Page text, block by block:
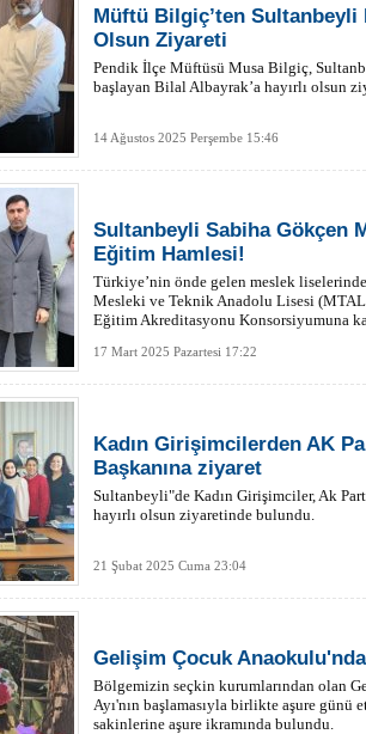
Müftü Bilgiç’ten Sultanbeyli
Olsun Ziyareti
Pendik İlçe Müftüsü Musa Bilgiç,
başlayan Bilal Albayrak’a hayırlı olsun
14 Ağustos 2025 Perşembe 15:46
Sultanbeyli Sabiha Gökçen
Eğitim Hamlesi!
Türkiye’nin önde gelen meslek
Mesleki ve Teknik Anadolu Lisesi
Eğitim Akreditasyonu Konsorsiyumuna
17 Mart 2025 Pazartesi 17:22
Kadın Girişimcilerden AK
Başkanına ziyaret
Sultanbeyli"de Kadın Girişimciler, Ak
hayırlı olsun ziyaretinde bulundu.
21 Şubat 2025 Cuma 23:04
Gelişim Çocuk
Bölgemizin seçkin kurumlarından olan
Ayı'nın başlamasıyla birlikte aşure
sakinlerine aşure ikramında bulundu.